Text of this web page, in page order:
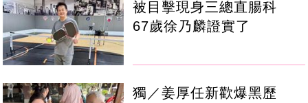
被目擊現身三總直腸科
67歲徐乃麟證實了
獨／姜厚任新歡爆黑歷